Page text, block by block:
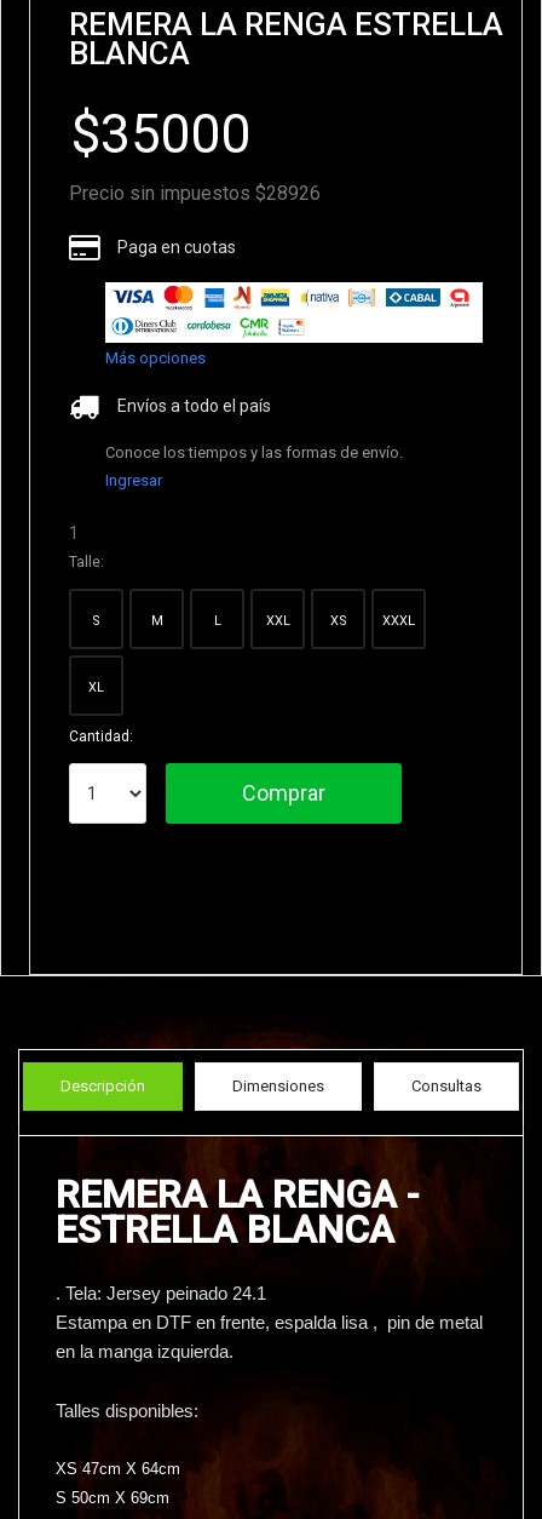
REMERA LA RENGA ESTRELLA
BLANCA
Precio sin impuestos $28926
Paga en cuotas
Más opciones
Envíos a todo el país
Conoce los tiempos y las formas de envío.
Ingresar
1
Talle:
S M L XXL XS XXXL
XL
Cantidad:
Comprar
Descripción Dimensiones Consultas
REMERA LA RENGA -
ESTRELLA BLANCA
. Tela: Jersey peinado 24.1
Estampa en DTF en frente, espalda lisa , pin de metal
en la manga izquierda.
Talles disponibles:
XS 47cm X 64cm
S 50cm X 69cm